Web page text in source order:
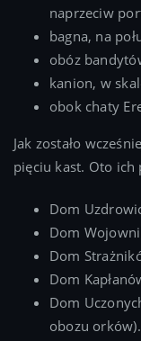
naprzeciw
bagna, na
obóz
kanion, w
obok chaty
Jak zostało
pięciu kast. Oto ich
Dom
Dom
Dom
Dom
Dom
obozu orków).